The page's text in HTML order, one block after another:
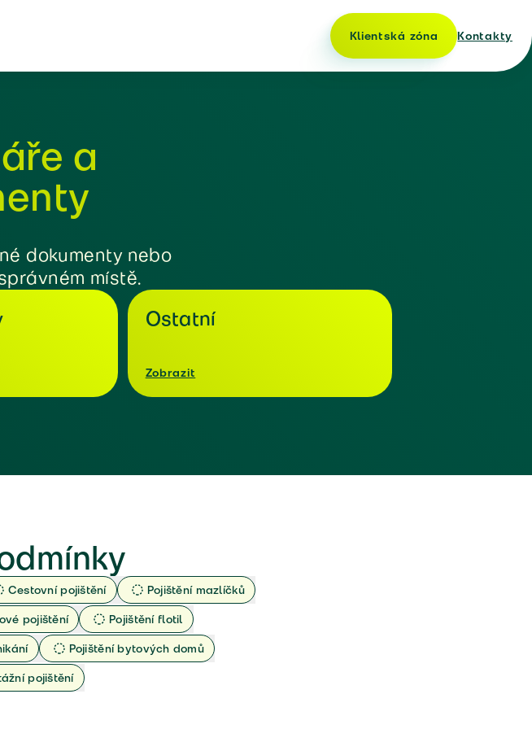
Klientská zóna Kontakty
a
dokumenty nebo
místě.
Ostatní
Zobrazit
Cestovní pojištění
Pojištění mazlíčků
pojištění
Pojištění flotil
Pojištění bytových domů
pojištění